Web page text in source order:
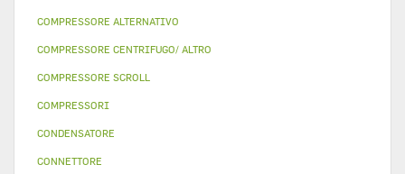
COMPRESSORE ALTERNATIVO
COMPRESSORE CENTRIFUGO/ ALTRO
COMPRESSORE SCROLL
COMPRESSORI
CONDENSATORE
CONNETTORE